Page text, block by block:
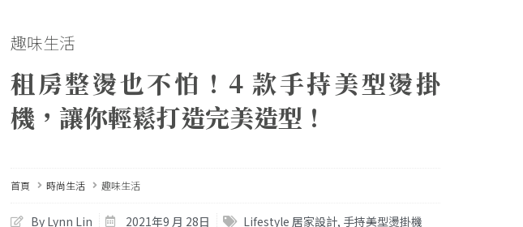
趣味生活
租房整燙也不怕！4 款手持美型燙掛
機，讓你輕鬆打造完美造型！
首頁 時尚生活 趣味生活
By Lynn Lin 2021年9 月 28日 Lifestyle 居家設計, 手持美型燙掛機